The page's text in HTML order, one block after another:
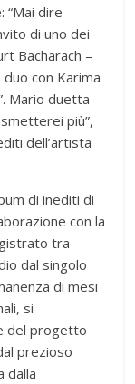
dire
di uno dei
Bacharach –
con Karima
Mario duetta
più”,
dell’artista
di inediti di
con la
tra
dal singolo
di mesi
si
del progetto
prezioso
dalla